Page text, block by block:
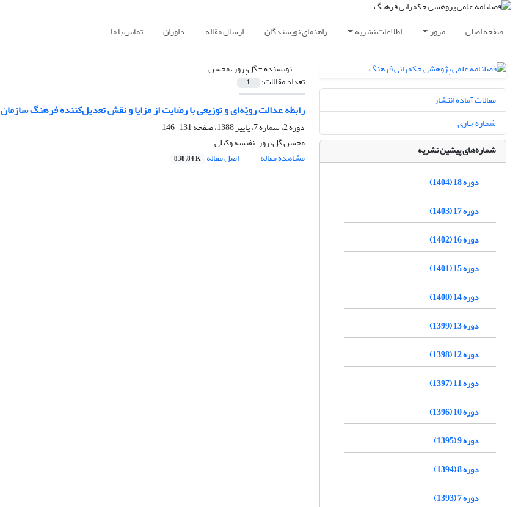
صفحه اصلی مرور اطلاعات نشریه راهنمای نویسندگان ارسال مقاله داوران تماس با ما
نویسنده =گل‌پرور، محسن
تعداد مقالات: 1
رابطه عدالت رویّه‌ای و توزیعی با رضایت از مزایا و نقش تعدیل‌کننده فرهنگ سازمان
دوره 2، شماره 7، پاییز 1388، صفحه
131-146
محسن گل‌پرور، نفیسه وکیلی
مشاهده مقاله
اصل مقاله 838.84 K
مقالات آماده انتشار
شماره جاری
شماره‌های پیشین نشریه
دوره 18 (1404)
دوره 17 (1403)
دوره 16 (1402)
دوره 15 (1401)
دوره 14 (1400)
دوره 13 (1399)
دوره 12 (1398)
دوره 11 (1397)
دوره 10 (1396)
دوره 9 (1395)
دوره 8 (1394)
دوره 7 (1393)